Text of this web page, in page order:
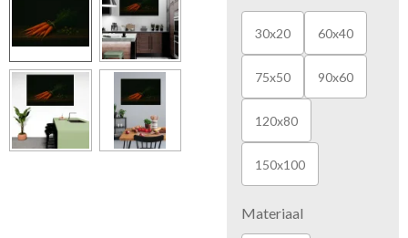
30x20 60x40
75x50 90x60
120x80
150x100
Materiaal